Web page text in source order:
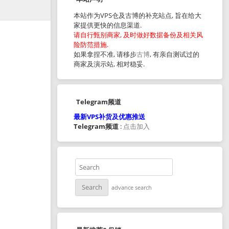
本站作为VPS仓及古博的补充站点, 旨在给大
家提供更快的信息渠道.
请自行甄别商家, 及时做好数据备份及相关风
险防范措施.
如果拿捏不准, 请移步古博, 有亲自测试过的
商家及演示站, 相对稳妥.
Telegram频道
最新VPS补货及优惠推送
Telegram频道 : 点击加入
advance search